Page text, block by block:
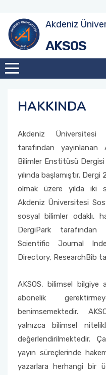
Akdeniz
AKSOS
HAKKINDA
Akdeniz Üniversitesi
tarafından
Bilimler Enstitüsü Dergisi
yılında başlamıştır.
olmak üzere yılda iki
Akdeniz Üniversitesi
sosyal bilimler odaklı,
DergiPark
Scientific Journal
Directory, ResearchBib
AKSOS, bilimsel bilgiye
abonelik
benimsemektedir.
yalnızca bilimsel
değerlendirilmektedir.
yayın süreçlerinde
yazarlara herhangi bir